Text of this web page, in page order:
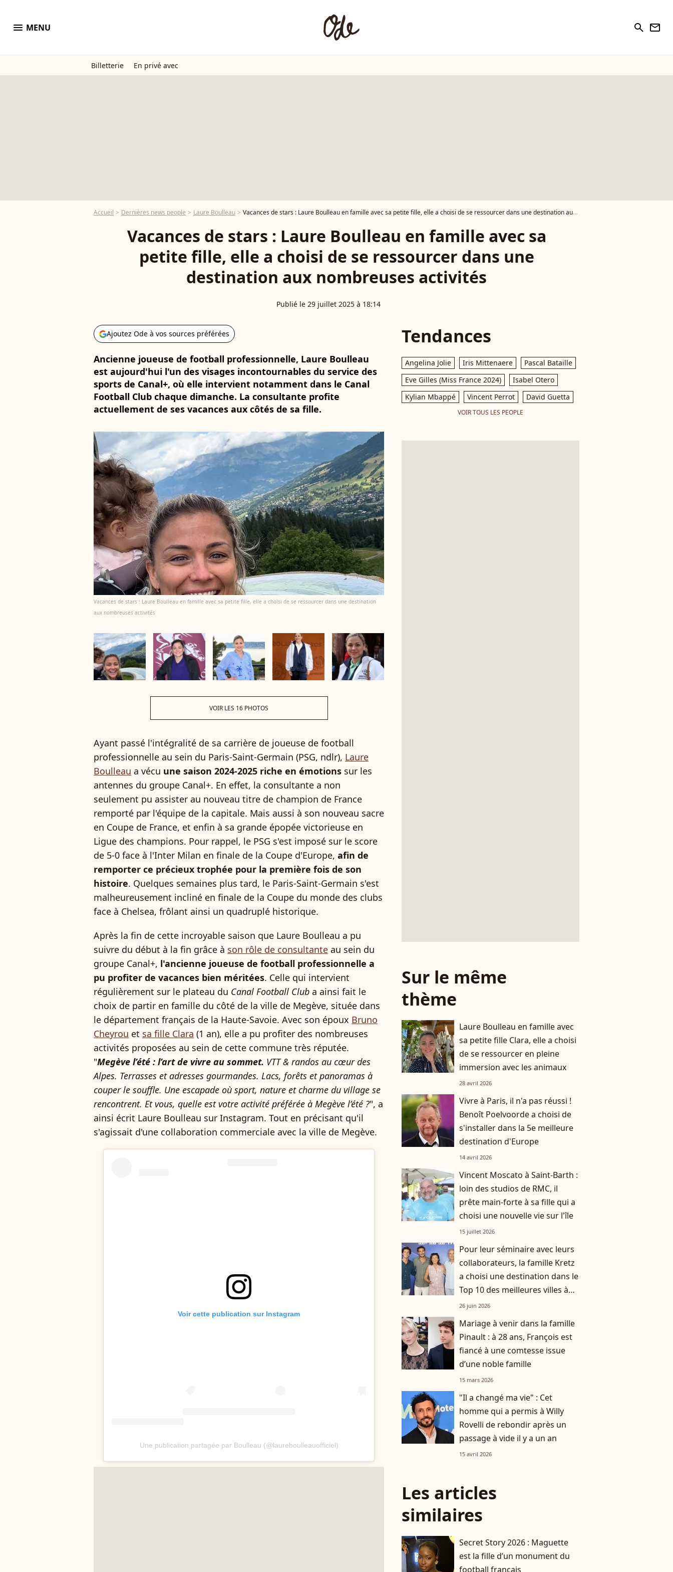
menu MENU search newsletter
Billetterie En privé avec
Accueil Dernières news people Laure Boulleau Vacances de stars : Laure Boulleau en famille avec sa petite fille, elle a choisi de se ressourcer dans une destination aux nombreuses activités
Vacances de stars : Laure Boulleau en famille avec sa
petite fille, elle a choisi de se ressourcer dans une
destination aux nombreuses activités
Publié le 29 juillet 2025 à 18:14
Ajoutez Ode à vos sources préférées
Ancienne joueuse de football professionnelle, Laure Boulleau
est aujourd'hui l'un des visages incontournables du service des
sports de Canal+, où elle intervient notamment dans le Canal
Football Club chaque dimanche. La consultante profite
actuellement de ses vacances aux côtés de sa fille.
Vacances de stars : Laure Boulleau en famille avec sa petite fille, elle a choisi de se ressourcer dans une destination
aux nombreuses activités
VOIR LES 16 PHOTOS
Ayant passé l'intégralité de sa carrière de joueuse de football
professionnelle au sein du Paris-Saint-Germain (PSG, ndlr), Laure
Boulleau a vécu une saison 2024-2025 riche en émotions sur les
antennes du groupe Canal+. En effet, la consultante a non
seulement pu assister au nouveau titre de champion de France
remporté par l'équipe de la capitale. Mais aussi à son nouveau sacre
en Coupe de France, et enfin à sa grande épopée victorieuse en
Ligue des champions. Pour rappel, le PSG s'est imposé sur le score
de 5-0 face à l'Inter Milan en finale de la Coupe d'Europe, afin de
remporter ce précieux trophée pour la première fois de son
histoire. Quelques semaines plus tard, le Paris-Saint-Germain s'est
malheureusement incliné en finale de la Coupe du monde des clubs
face à Chelsea, frôlant ainsi un quadruplé historique.
Après la fin de cette incroyable saison que Laure Boulleau a pu
suivre du début à la fin grâce à son rôle de consultante au sein du
groupe Canal+, l'ancienne joueuse de football professionnelle a
pu profiter de vacances bien méritées. Celle qui intervient
régulièrement sur le plateau du Canal Football Club a ainsi fait le
choix de partir en famille du côté de la ville de Megève, située dans
le département français de la Haute-Savoie. Avec son époux Bruno
Cheyrou et sa fille Clara (1 an), elle a pu profiter des nombreuses
activités proposées au sein de cette commune très réputée.
"Megève l’été : l’art de vivre au sommet. VTT & randos au cœur des
Alpes. Terrasses et adresses gourmandes. Lacs, forêts et panoramas à
couper le souffle. Une escapade où sport, nature et charme du village se
rencontrent. Et vous, quelle est votre activité préférée à Megève l’été ?", a
ainsi écrit Laure Boulleau sur Instagram. Tout en précisant qu'il
s'agissait d'une collaboration commerciale avec la ville de Megève.
Voir cette publication sur Instagram
Une publication partagée par Boulleau (@laureboulleauofficiel)
Tendances
Angelina Jolie Iris Mittenaere
Pascal Bataille
Eve Gilles (Miss France 2024)
Isabel Otero
Kylian Mbappé
Vincent Perrot David Guetta
VOIR TOUS LES PEOPLE
Sur le même
thème
Laure Boulleau en famille avec
sa petite fille Clara, elle a choisi
de se ressourcer en pleine
immersion avec les animaux
28 avril 2026
Vivre à Paris, il n'a pas réussi !
Benoît Poelvoorde a choisi de
s'installer dans la 5e meilleure
destination d'Europe
14 avril 2026
Vincent Moscato à Saint-Barth :
loin des studios de RMC, il
prête main-forte à sa fille qui a
choisi une nouvelle vie sur l'île
15 juillet 2026
Pour leur séminaire avec leurs
collaborateurs, la famille Kretz
a choisi une destination dans le
Top 10 des meilleures villes à
visiter
26 juin 2026
Mariage à venir dans la famille
Pinault : à 28 ans, François est
fiancé à une comtesse issue
d’une noble famille
15 mars 2026
"Il a changé ma vie" : Cet
homme qui a permis à Willy
Rovelli de rebondir après un
passage à vide il y a un an
15 avril 2026
Les articles
similaires
Secret Story 2026 : Maguette
est la fille d’un monument du
football français